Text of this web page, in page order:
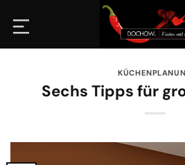
Inhalt
Sechs Tipps für